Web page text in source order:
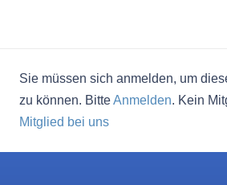
Sie müssen sich anmelden, um
zu können. BitteAnmelden. Kein
Mitglied bei uns